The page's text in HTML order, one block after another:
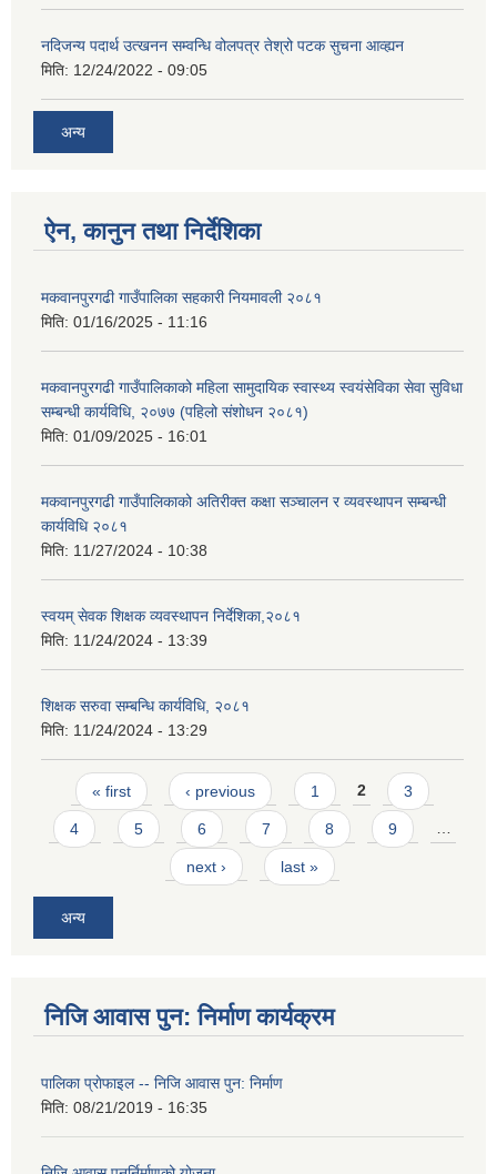
नदिजन्य पदार्थ उत्खनन सम्वन्धि वोलपत्र तेश्रो पटक सुचना आव्ह्यन
मिति: 12/24/2022 - 09:05
अन्य
ऐन, कानुन तथा निर्देशिका
मकवानपुरगढी गाउँपालिका सहकारी नियमावली २०८१
मिति: 01/16/2025 - 11:16
मकवानपुरगढी गाउँपालिकाको महिला सामुदायिक स्वास्थ्य स्वयंसेविका सेवा सुविधा
सम्बन्धी कार्यविधि, २०७७ (पहिलो संशोधन २०८१)
मिति: 01/09/2025 - 16:01
मकवानपुरगढी गाउँपालिकाको अतिरीक्त कक्षा सञ्चालन र व्यवस्थापन सम्बन्धी
कार्यविधि २०८१
मिति: 11/27/2024 - 10:38
स्वयम् सेवक शिक्षक व्यवस्थापन निर्देशिका,२०८१
मिति: 11/24/2024 - 13:39
शिक्षक सरुवा सम्बन्धि कार्यविधि, २०८१
मिति: 11/24/2024 - 13:29
Pages
« first ‹ previous 1 2 3
4 5 6 7 8 9 …
next › last »
अन्य
निजि आवास पुन: निर्माण कार्यक्रम
पालिका प्राेफाइल -- निजि आवास पुन: निर्माण
मिति: 08/21/2019 - 16:35